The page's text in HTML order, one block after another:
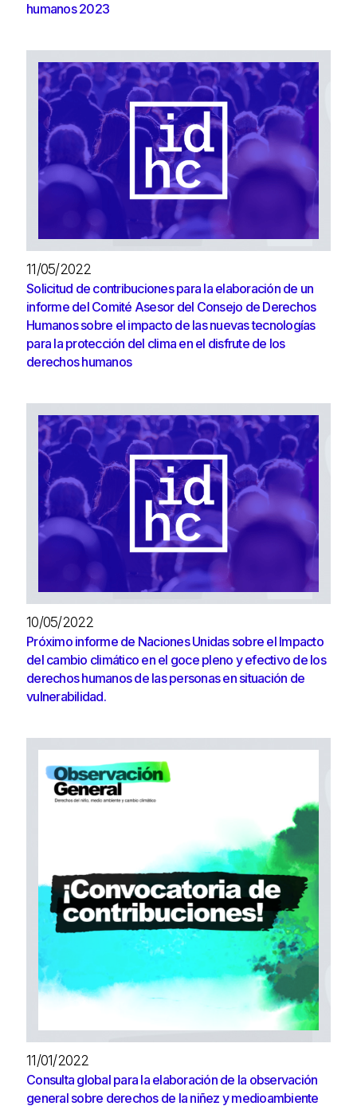
humanos 2023
11/05/2022
Solicitud de contribuciones para la elaboración de un
informe del Comité Asesor del Consejo de Derechos
Humanos sobre el impacto de las nuevas tecnologías
para la protección del clima en el disfrute de los
derechos humanos
10/05/2022
Próximo informe de Naciones Unidas sobre el Impacto
del cambio climático en el goce pleno y efectivo de los
derechos humanos de las personas en situación de
vulnerabilidad.
11/01/2022
Consulta global para la elaboración de la observación
general sobre derechos de la niñez y medioambiente